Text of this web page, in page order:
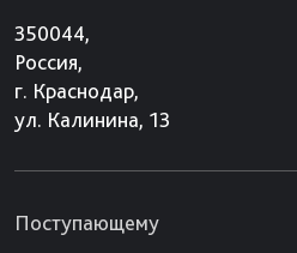
350044,
Россия,
г. Краснодар,
ул. Калинина, 13
Поступающему